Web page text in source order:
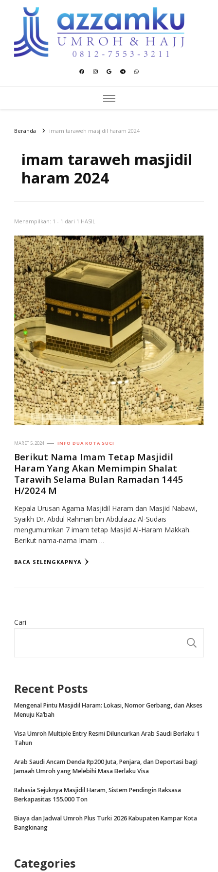
Azzamku Umroh dan Hajj
Beranda imam taraweh masjidil haram 2024
imam taraweh masjidil
haram 2024
Menampilkan: 1 - 1 dari 1 HASIL
MARET 5, 2024 INFO DUA KOTA SUCI
Berikut Nama Imam Tetap Masjidil
Haram Yang Akan Memimpin Shalat
Tarawih Selama Bulan Ramadan 1445
H/2024 M
Kepala Urusan Agama Masjidil Haram dan Masjid Nabawi,
Syaikh Dr. Abdul Rahman bin Abdulaziz Al-Sudais
mengumumkan 7 imam tetap Masjid Al-Haram Makkah.
Berikut nama-nama Imam …
BACA SELENGKAPNYA
Cari
Recent Posts
Mengenal Pintu Masjidil Haram: Lokasi, Nomor Gerbang, dan Akses
Menuju Ka’bah
Visa Umroh Multiple Entry Resmi Diluncurkan Arab Saudi Berlaku 1
Tahun
Arab Saudi Ancam Denda Rp200 Juta, Penjara, dan Deportasi bagi
Jamaah Umroh yang Melebihi Masa Berlaku Visa
Rahasia Sejuknya Masjidil Haram, Sistem Pendingin Raksasa
Berkapasitas 155.000 Ton
Biaya dan Jadwal Umroh Plus Turki 2026 Kabupaten Kampar Kota
Bangkinang
Categories